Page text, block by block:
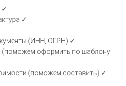
✓
✓
(ИНН, ОГРН) ✓
(поможем оформить по шаблону
(поможем составить) ✓